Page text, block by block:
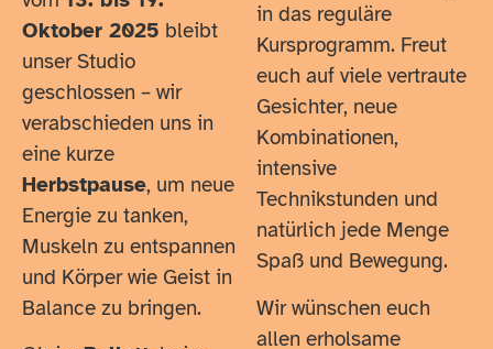
Oktober 2025 bleibt
unser Studio
geschlossen – wir
verabschieden uns in
eine kurze
Herbstpause, um neue
Energie zu tanken,
Muskeln zu entspannen
und Körper wie Geist in
Balance zu bringen.
in das reguläre
Kursprogramm. Freut
euch auf viele vertraute
Gesichter, neue
Kombinationen,
intensive
Technikstunden und
natürlich jede Menge
Spaß und Bewegung.
Wir wünschen euch
allen erholsame